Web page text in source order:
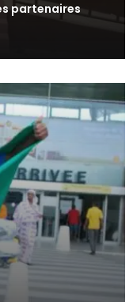
partenaires